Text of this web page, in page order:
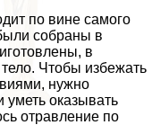
по вине самого
собраны в
в
Чтобы избежать
нужно
оказывать
отравление по